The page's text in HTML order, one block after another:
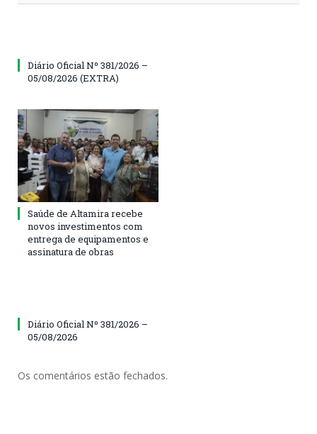
Diário Oficial Nº 381/2026 –
05/08/2026 (EXTRA)
Saúde de Altamira recebe
novos investimentos com
entrega de equipamentos e
assinatura de obras
Diário Oficial Nº 381/2026 –
05/08/2026
Os comentários estão fechados.